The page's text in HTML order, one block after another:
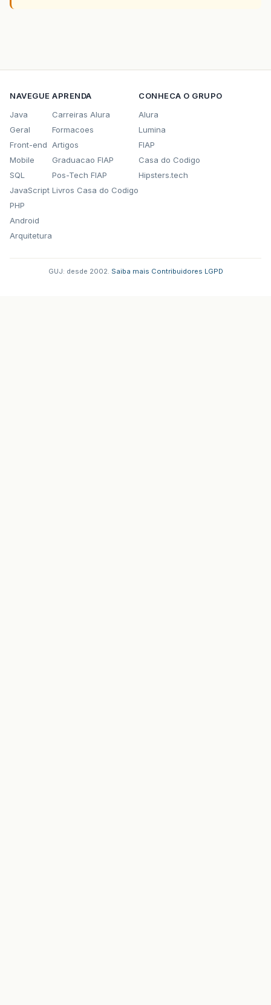
NAVEGUE
Java
Geral
Front-end
Mobile
SQL
JavaScript
PHP
Android
Arquitetura
APRENDA
Carreiras Alura
Formacoes
Artigos
Graduacao FIAP
Pos-Tech FIAP
Livros Casa do Codigo
CONHECA O GRUPO
Alura
Lumina
FIAP
Casa do Codigo
Hipsters.tech
GUJ: desde 2002. Saiba mais Contribuidores LGPD